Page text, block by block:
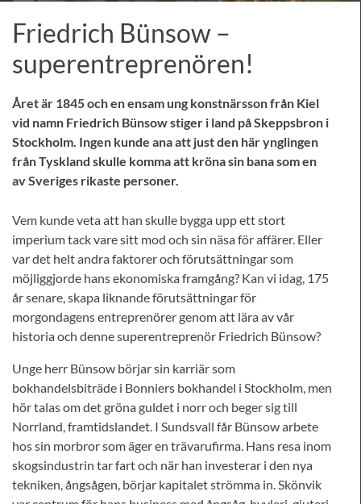
Friedrich Bünsow –
superentreprenören!
Året är 1845 och en ensam ung konstnärsson från Kiel
vid namn Friedrich Bünsow stiger i land på Skeppsbron i
Stockholm. Ingen kunde ana att just den här ynglingen
från Tyskland skulle komma att kröna sin bana som en
av Sveriges rikaste personer.
Vem kunde veta att han skulle bygga upp ett stort
imperium tack vare sitt mod och sin näsa för affärer. Eller
var det helt andra faktorer och förutsättningar som
möjliggjorde hans ekonomiska framgång? Kan vi idag, 175
år senare, skapa liknande förutsättningar för
morgondagens entreprenörer genom att lära av vår
historia och denne superentreprenör Friedrich Bünsow?
Unge herr Bünsow börjar sin karriär som
bokhandelsbiträde i Bonniers bokhandel i Stockholm, men
hör talas om det gröna guldet i norr och beger sig till
Norrland, framtidslandet. I Sundsvall får Bünsow arbete
hos sin morbror som äger en trävarufirma. Hans resa inom
skogsindustrin tar fart och när han investerar i den nya
tekniken, ångsågen, börjar kapitalet strömma in. Skönvik